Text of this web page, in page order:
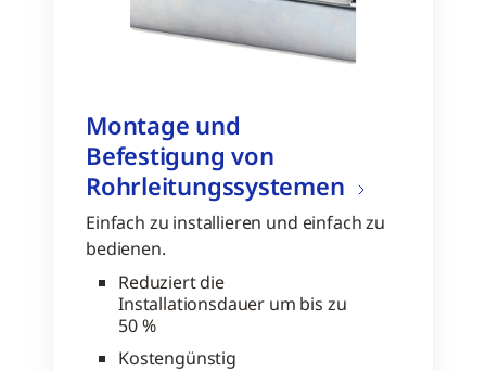
Montage und
Befestigung von
Rohrleitungssystemen
Einfach zu installieren und einfach zu
bedienen.
Reduziert die
Installationsdauer um bis zu
50 %
Kostengünstig